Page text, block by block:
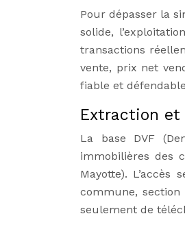
Pour dépasser la
solide,
transactions
vente, prix net
fiable et
Extraction et
La base DVF
immobilières des
Mayotte).
commune, section
seulement de